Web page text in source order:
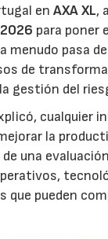
enAXA XL,
para poner
menudo pasa
de
gestión del
cualquier
la
una
que pueden